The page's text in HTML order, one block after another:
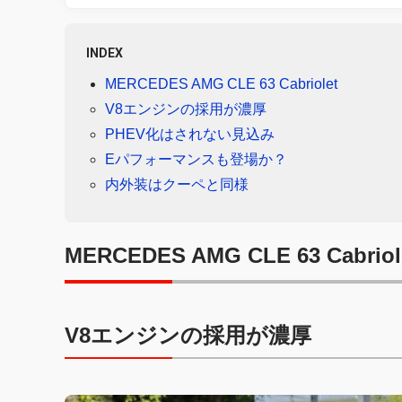
INDEX
MERCEDES AMG CLE 63 Cabriolet
V8エンジンの採用が濃厚
PHEV化はされない見込み
Eパフォーマンスも登場か？
内外装はクーペと同様
MERCEDES AMG CLE 63
V8エンジンの採用が濃厚